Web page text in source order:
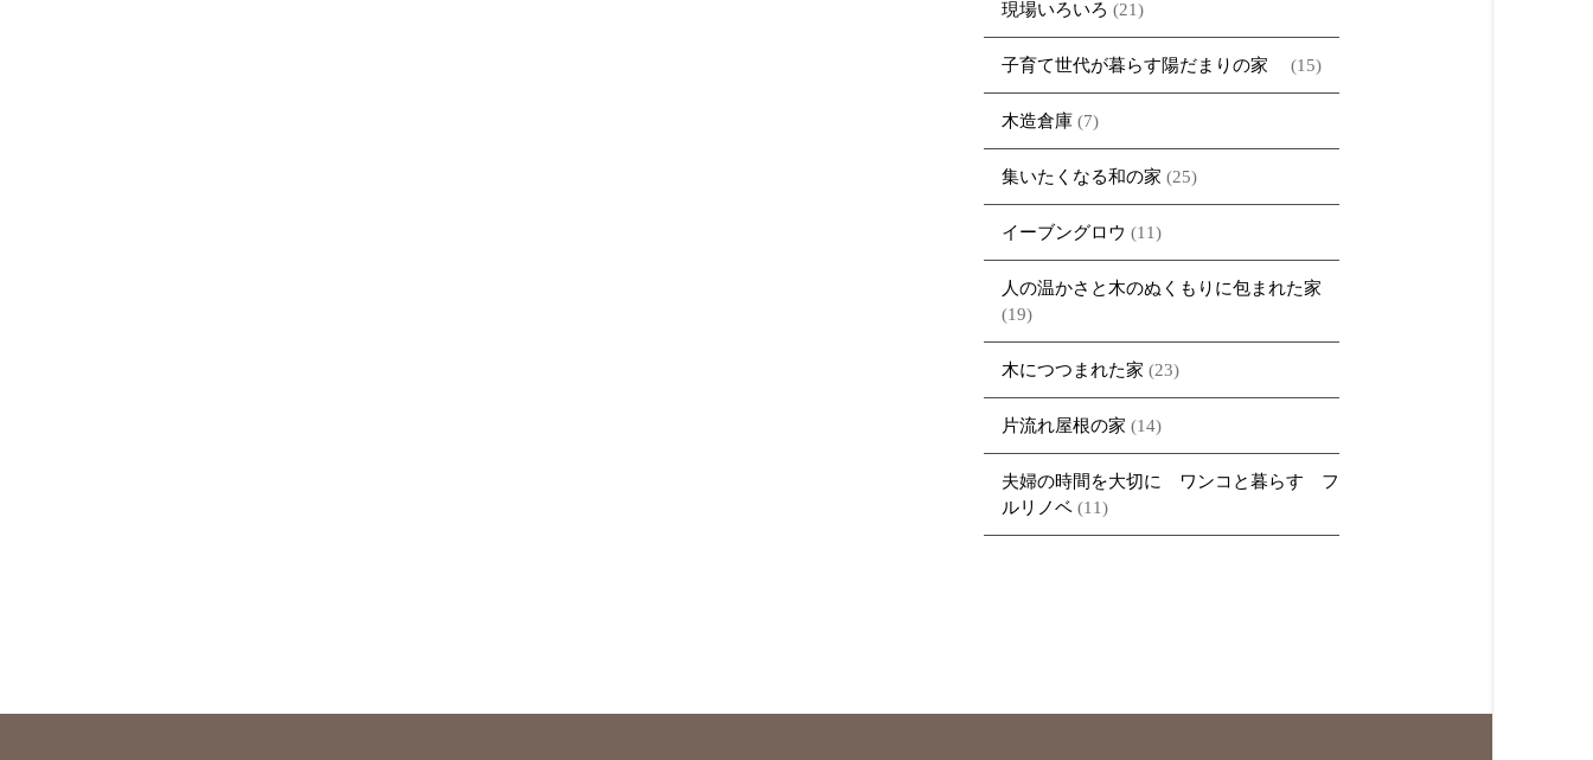
現場いろいろ (21)
子育て世代が暮らす陽だまりの家 (15)
木造倉庫(7)
集いたくなる和の家 (25)
イーブングロウ (11)
人の温かさと木のぬくもりに包まれた家
(19)
木につつまれた家 (23)
片流れ屋根の家 (14)
夫婦の時間を大切に ワンコと暮らす フ
ルリノベ(11)